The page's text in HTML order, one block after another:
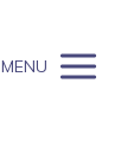
MENU